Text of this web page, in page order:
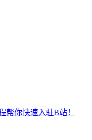
帮你快速入驻B站！